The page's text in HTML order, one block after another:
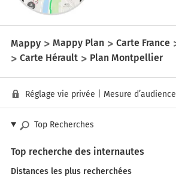
Mappy Mappy Plan Carte France
Carte Hérault
Plan Montpellier
Réglage vie privée Mesure d’audience
Top Recherches
Top recherche des internautes
Distances les plus recherchées